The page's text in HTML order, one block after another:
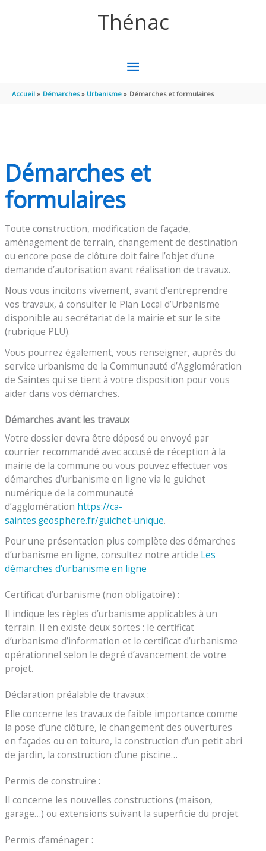
Thénac
MENU
PRINCIPAL
Accueil Démarches Urbanisme Démarches et formulaires
Démarches et
formulaires
Toute construction, modification de façade,
aménagement de terrain, changement de destination
ou encore pose de clôture doit faire l’objet d’une
demande d’autorisation avant réalisation de travaux.
Nous vous incitons vivement, avant d’entreprendre
vos travaux, à consulter le Plan Local d’Urbanisme
disponible au secrétariat de la mairie et sur le site
(rubrique PLU).
Vous pourrez également, vous renseigner, auprès du
service urbanisme de la Communauté d’Agglomération
de Saintes qui se tient à votre disposition pour vous
aider dans vos démarches.
Démarches avant les travaux
Votre dossier devra être déposé ou envoyé par
courrier recommandé avec accusé de réception à la
mairie de la commune ou vous pouvez effectuer vos
démarches d’urbanisme en ligne via le guichet
numérique de la communauté
d’agglomération https://ca-
saintes.geosphere.fr/guichet-unique.
Pour une présentation plus complète des démarches
d’urbanisme en ligne, consultez notre article Les
démarches d’urbanisme en ligne
Certificat d’urbanisme (non obligatoire) :
Il indique les règles d’urbanisme applicables à un
terrain. Il en existe deux sortes : le certificat
d’urbanisme d’information et le certificat d’urbanisme
opérationnel selon le degré d’avancement de votre
projet.
Déclaration préalable de travaux :
Elle concerne les travaux de faible importance comme
la pose d’une clôture, le changement des ouvertures
en façades ou en toiture, la construction d’un petit abri
de jardin, la construction d’une piscine…
Permis de construire :
Il concerne les nouvelles constructions (maison,
garage…) ou extensions suivant la superficie du projet.
Permis d’aménager :